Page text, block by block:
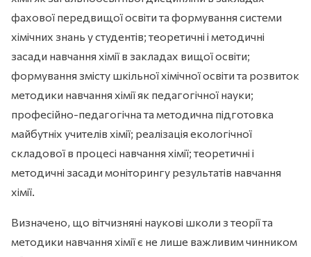
фахової передвищої освіти та формування системи
хімічних знань у студентів; теоретичні і методичні
засади навчання хімії в закладах вищої освіти;
формування змісту шкільної хімічної освіти та розвиток
методики навчання хімії як педагогічної науки;
професійно-педагогічна та методична підготовка
майбутніх учителів хімії; реалізація екологічної
складової в процесі навчання хімії; теоретичні і
методичні засади моніторингу результатів навчання
хімії.
Визначено, що вітчизняні наукові школи з теорії та
методики навчання хімії є не лише важливим чинником